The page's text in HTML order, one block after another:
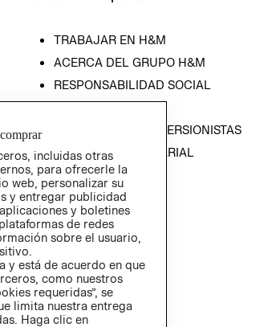
TRABAJAR EN H&M
ACERCA DEL GRUPO H&M
RESPONSABILIDAD SOCIAL
RELACIÓN CON INVERSIONISTAS
POLÍTICA EMPRESARIAL
incluidas otras
para ofrecerle la
web, personalizar su
y entregar publicidad
y boletines
de redes
sobre el usuario,
y está de acuerdo en que
como nuestros
requeridas”, se
limita nuestra entrega
Haga clic en